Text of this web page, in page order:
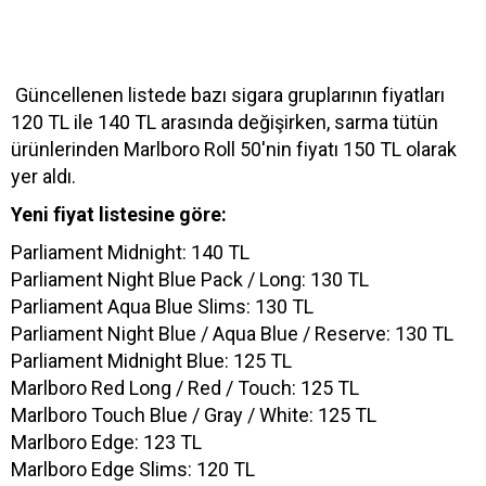
Güncellenen listede bazı sigara gruplarının fiyatları
120 TL ile 140 TL arasında değişirken, sarma tütün
ürünlerinden Marlboro Roll 50'nin fiyatı 150 TL olarak
yer aldı.
Yeni fiyat listesine göre:
Parliament Midnight: 140 TL
Parliament Night Blue Pack / Long: 130 TL
Parliament Aqua Blue Slims: 130 TL
Parliament Night Blue / Aqua Blue / Reserve: 130 TL
Parliament Midnight Blue: 125 TL
Marlboro Red Long / Red / Touch: 125 TL
Marlboro Touch Blue / Gray / White: 125 TL
Marlboro Edge: 123 TL
Marlboro Edge Slims: 120 TL